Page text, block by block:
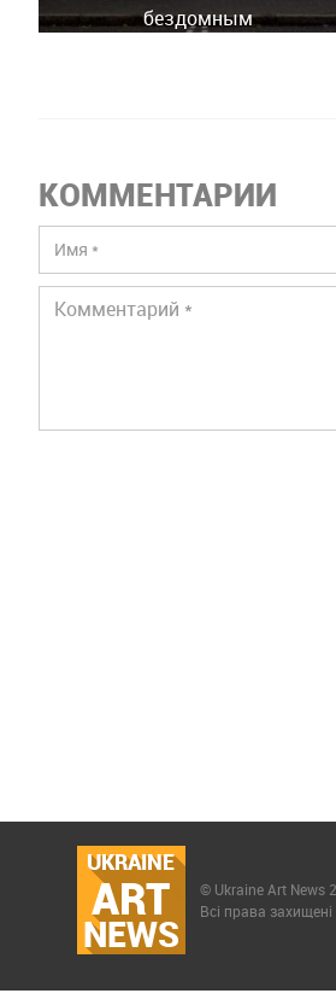
бездомным
КОММЕНТАРИИ
UKRAINE
ART
NEWS
© Ukraine Art News
Всі права захищені